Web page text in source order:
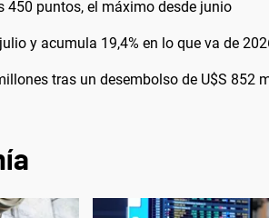
450 puntos, el máximo desde junio
y acumula 19,4% en lo que va de
tras un desembolso de U$S 852